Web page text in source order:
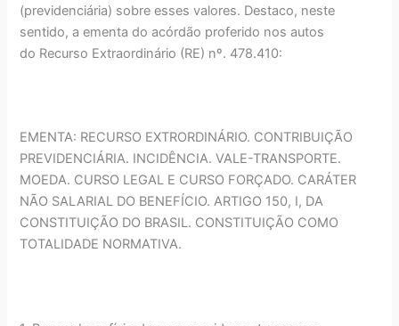
(previdenciária) sobre esses valores. Destaco, neste
sentido, a ementa do acórdão proferido nos autos
do Recurso Extraordinário (RE) nº. 478.410:
EMENTA: RECURSO EXTRORDINÁRIO. CONTRIBUIÇÃO
PREVIDENCIÁRIA. INCIDÊNCIA. VALE-TRANSPORTE.
MOEDA. CURSO LEGAL E CURSO FORÇADO. CARÁTER
NÃO SALARIAL DO BENEFÍCIO. ARTIGO 150, I, DA
CONSTITUIÇÃO DO BRASIL. CONSTITUIÇÃO COMO
TOTALIDADE NORMATIVA.